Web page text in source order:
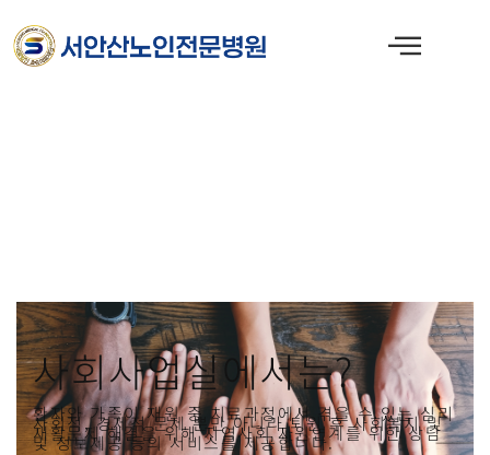
콘
텐
츠
사회사업실에서는?
환자와 가족이 재원 중 치료과정에서 겪을 수 있는 심리
사회적, 경제적 문제 뿐만 아니라 퇴원 후 사회복지 및
재활문제 해결을 위해 지역사회 자원연계를 위한 상담
및 정보제공 등의 서비스를 제공합니다.